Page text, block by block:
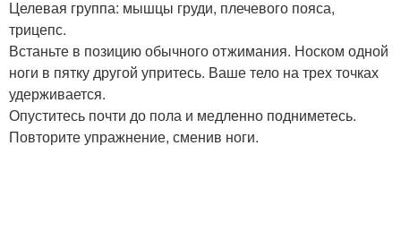
Целевая группа: мышцы груди, плечевого пояса,
трицепс.
Встаньте в позицию обычного отжимания. Носком одной
ноги в пятку другой упритесь. Ваше тело на трех точках
удерживается.
Опуститесь почти до пола и медленно подниметесь.
Повторите упражнение, сменив ноги.